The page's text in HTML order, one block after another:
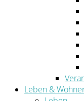
Leben &